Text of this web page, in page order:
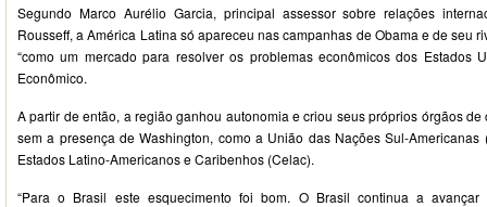
Segundo Marco Aurélio Garcia, principal assessor sobre relações
Rousseff, a América Latina só apareceu nas campanhas de Obama e de seu
“como um mercado para resolver os problemas econômicos dos Estados
Econômico.
A partir de então, a região ganhou autonomia e criou seus próprios órgãos
sem a presença de Washington, como a União das Nações Sul-
Estados Latino-Americanos e Caribenhos (Celac).
“Para o Brasil este esquecimento foi bom. O Brasil continua a avançar